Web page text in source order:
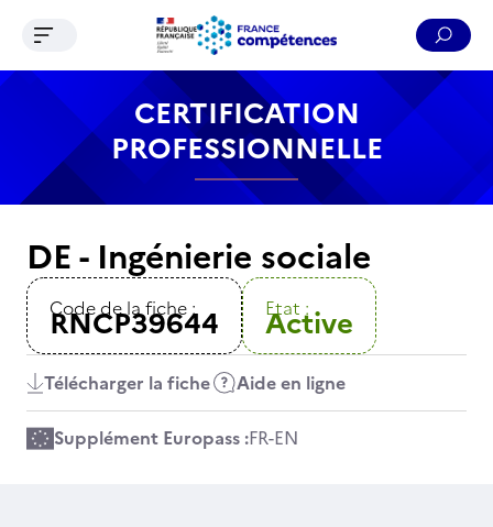
Contenu Recherche Menu Pied de page
Ouvrir le menu de navigation
CERTIFICATION
PROFESSIONNELLE
DE - Ingénierie sociale
Code de la fiche :
RNCP39644 Etat :
Active
Télécharger la fiche Aide en ligne
Supplément Europass :FR-EN